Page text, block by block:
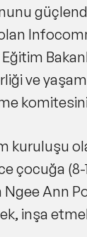
ve
kuruluşu
çocuğa
Ngee Ann
inşa